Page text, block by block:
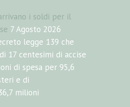
i soldi per il
7 Agosto 2026
legge 139 che
17 centesimi di accise
di spesa per 95,6
e di
milioni